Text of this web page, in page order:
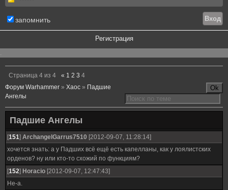
запомнить
Регистрация
.
Страница 4 из 4 « 1 2 3 4
Форум Warhammer » Хаос » Падшие
Ангелы
Падшие Ангелы
[151] ArchangelGarrus7510 [2012-09-07, 11:28:14]
хочется знать: а у Падших всё ещё есть капелланы, как у лоялистских
орденов? ну или кто-то схожий по функциям?
[152] Horacio [2012-09-07, 12:47:43]
Не-а.